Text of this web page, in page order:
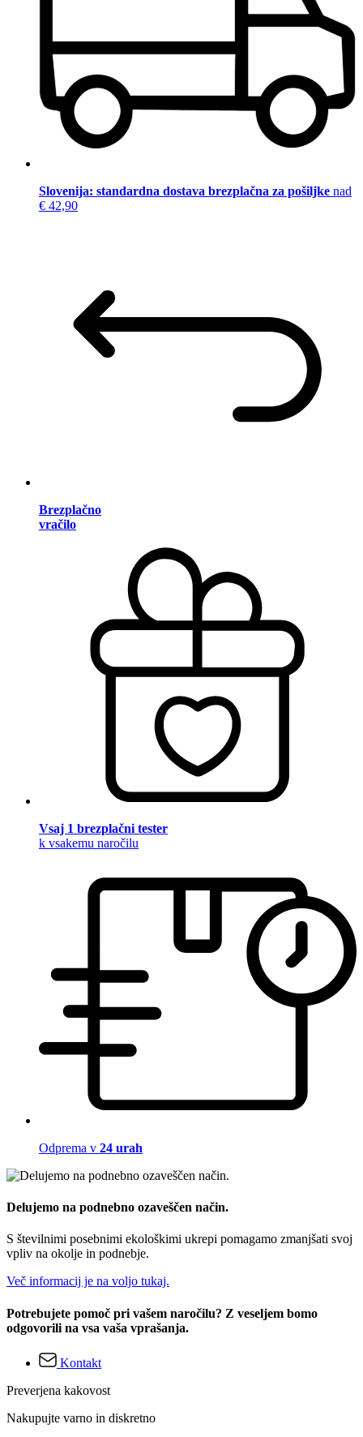
Slovenija: standardna dostava brezplačna za pošiljke nad
€ 42,90
Brezplačno
vračilo
Vsaj 1 brezplačni tester
k vsakemu naročilu
Odprema v 24 urah
Delujemo na podnebno ozaveščen način.
S številnimi posebnimi ekološkimi ukrepi pomagamo zmanjšati svoj
vpliv na okolje in podnebje.
Več informacij je na voljo tukaj.
Potrebujete pomoč pri vašem naročilu? Z veseljem bomo
odgovorili na vsa vaša vprašanja.
Kontakt
Preverjena kakovost
Nakupujte varno in diskretno